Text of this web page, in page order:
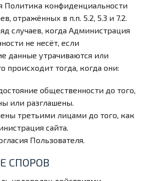
Политика конфиденциальности
отражённых в п.п. 5.2, 5.3 и 7.2.
случаев, когда Администрация
не несёт, если
данные утрачиваются или
происходит тогда, когда они:
общественности до того,
или разглашены.
третьими лицами до того, как
сайта.
Пользователя.
СПОРОВ